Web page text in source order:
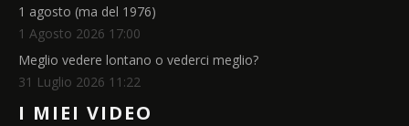
1 agosto (ma del 1976)
1 Agosto 2026 17:00
Meglio vedere lontano o vederci meglio?
31 Luglio 2026 11:22
I MIEI VIDEO